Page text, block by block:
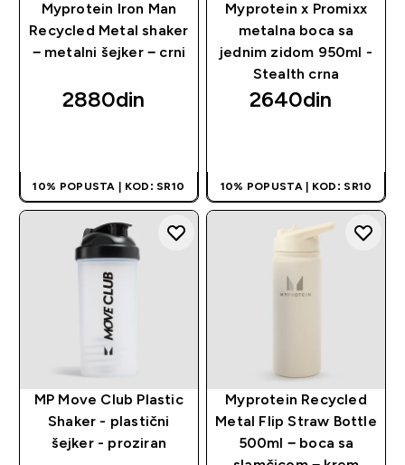
Myprotein Iron Man
Recycled Metal shaker
− metalni šejker − crni
2880din‎
10% POPUSTA | KOD: SR10
Myprotein x Promixx
metalna boca sa
jednim zidom 950ml -
Stealth crna
2640din‎
10% POPUSTA | KOD: SR10
MP Move Club Plastic
Shaker - plastični
šejker - proziran
Myprotein Recycled
Metal Flip Straw Bottle
500ml − boca sa